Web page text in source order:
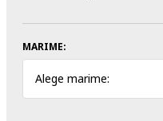
MARIME:
Alege marime: